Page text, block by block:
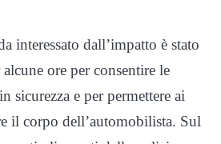
interessato dall’impatto è stato
ore per consentire le
sicurezza e per permettere ai
il corpo dell’automobilista. Sul